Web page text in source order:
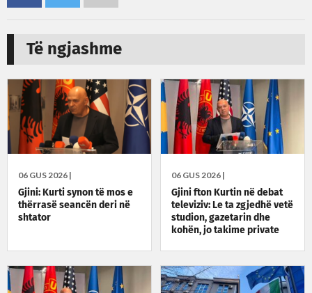
Të ngjashme
06 GUS 2026 |
Gjini: Kurti synon të mos e
thërrasë seancën deri në
shtator
06 GUS 2026 |
Gjini fton Kurtin në debat
televiziv: Le ta zgjedhë vetë
studion, gazetarin dhe
kohën, jo takime private